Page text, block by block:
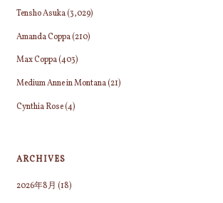
Tensho Asuka(3,029)
Amanda Coppa(210)
Max Coppa(403)
Medium Anne in Montana(21)
Cynthia Rose(4)
ARCHIVES
2026年8月 (18)